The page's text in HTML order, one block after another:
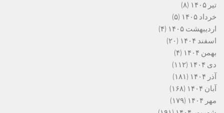
تیر ۱۴۰۵
(۸)
خرداد ۱۴۰۵
(۵)
اردیبهشت ۱۴۰۵
(۴)
اسفند ۱۴۰۴
(۲۰)
بهمن ۱۴۰۴
(۴)
دی ۱۴۰۴
(۱۱۲)
آذر ۱۴۰۴
(۱۸۱)
آبان ۱۴۰۴
(۱۶۸)
مهر ۱۴۰۴
(۱۷۹)